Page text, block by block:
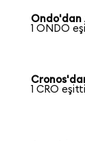
Ondo'dan
1 ONDO
1 CRO